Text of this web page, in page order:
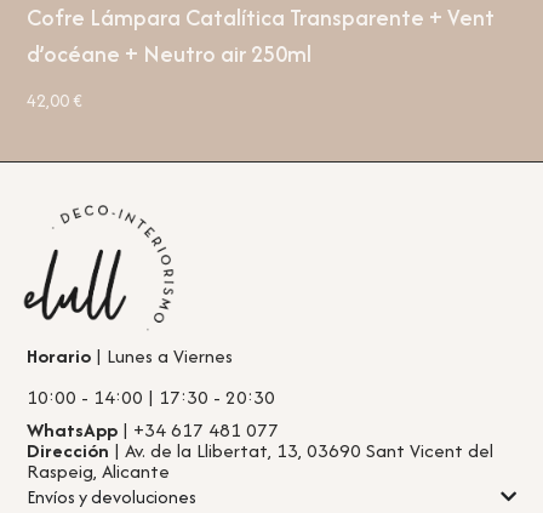
Cofre Lámpara Catalítica Transparente + Vent
d’océane + Neutro air 250ml
42,00€
Horario | Lunes a Viernes
10:00 - 14:00 | 17:30 - 20:30
WhatsApp | +34 617 481 077
Dirección | Av. de la Llibertat, 13, 03690 Sant Vicent del
Raspeig, Alicante
Envíos y devoluciones